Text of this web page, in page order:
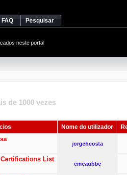
FAQ Pesquisar
neste portal
de 1000 vezes
Nome do utilizador
jorgehcosta
List
emcaubbe